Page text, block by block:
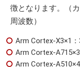
徴となります。（
周波数）
Arm Cortex-X3×1：
Arm Cortex-A715×3
Arm Cortex-A510×4